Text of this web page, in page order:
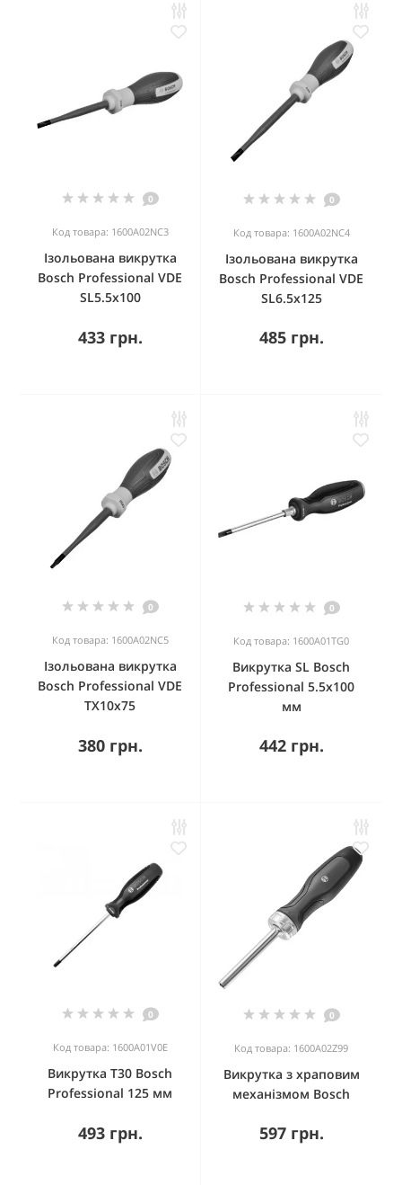
0
Код товара: 1600A02NC3
Ізольована викрутка
Bosch Professional VDE
SL5.5x100
433 грн.
0
Код товара: 1600A02NC4
Ізольована викрутка
Bosch Professional VDE
SL6.5x125
485 грн.
0
Код товара: 1600A02NC5
Ізольована викрутка
Bosch Professional VDE
TX10x75
380 грн.
0
Код товара: 1600A01TG0
Викрутка SL Bosch
Professional 5.5x100
мм
442 грн.
0
Код товара: 1600A01V0E
Викрутка T30 Bosch
Professional 125 мм
493 грн.
0
Код товара: 1600A02Z99
Викрутка з храповим
механізмом Bosch
597 грн.